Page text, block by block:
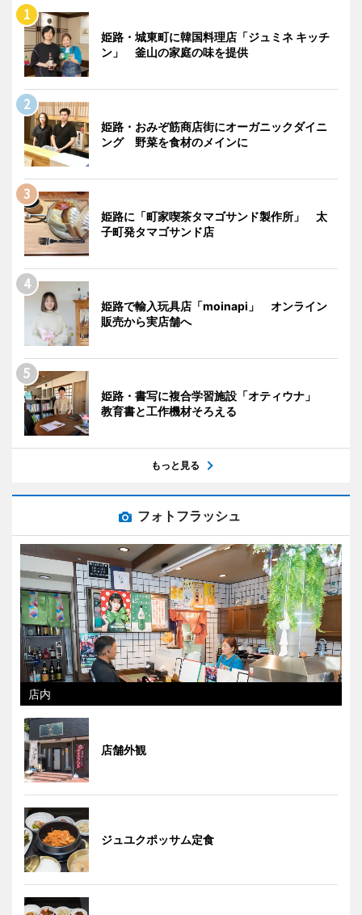
姫路・城東町に韓国料理店「ジュミネ キッチ
ン」 釜山の家庭の味を提供
姫路・おみぞ筋商店街にオーガニックダイニ
ング 野菜を食材のメインに
姫路に「町家喫茶タマゴサンド製作所」 太
子町発タマゴサンド店
姫路で輸入玩具店「moinapi」 オンライン
販売から実店舗へ
姫路・書写に複合学習施設「オティウナ」
教育書と工作機材そろえる
もっと見る
フォトフラッシュ
店内
店舗外観
ジュユクポッサム定食